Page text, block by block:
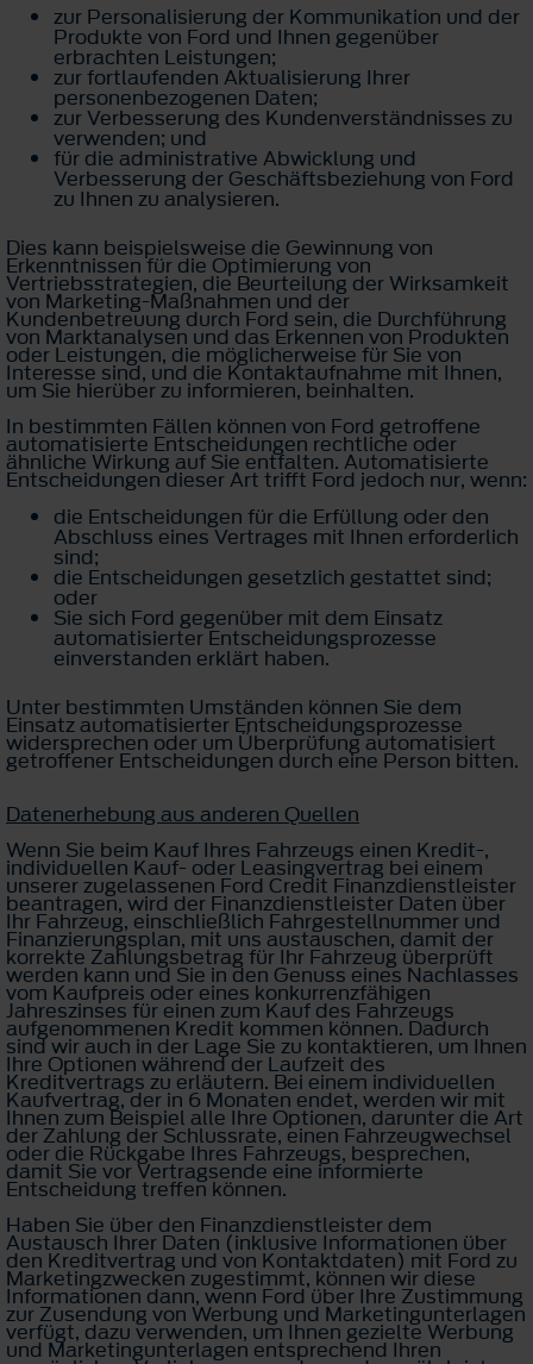
zur Personalisierung der Kommunikation und der
Produkte von Ford und Ihnen gegenüber
erbrachten Leistungen;
zur fortlaufenden Aktualisierung Ihrer
personenbezogenen Daten;
zur Verbesserung des Kundenverständnisses zu
verwenden; und
für die administrative Abwicklung und
Verbesserung der Geschäftsbeziehung von Ford
zu Ihnen zu analysieren.
Dies kann beispielsweise die Gewinnung von
Erkenntnissen für die Optimierung von
Vertriebsstrategien, die Beurteilung der Wirksamkeit
von Marketing-Maßnahmen und der
Kundenbetreuung durch Ford sein, die Durchführung
von Marktanalysen und das Erkennen von Produkten
oder Leistungen, die möglicherweise für Sie von
Interesse sind, und die Kontaktaufnahme mit Ihnen,
um Sie hierüber zu informieren, beinhalten.
In bestimmten Fällen können von Ford getroffene
automatisierte Entscheidungen rechtliche oder
ähnliche Wirkung auf Sie entfalten. Automatisierte
Entscheidungen dieser Art trifft Ford jedoch nur, wenn:
die Entscheidungen für die Erfüllung oder den
Abschluss eines Vertrages mit Ihnen erforderlich
sind;
die Entscheidungen gesetzlich gestattet sind;
oder
Sie sich Ford gegenüber mit dem Einsatz
automatisierter Entscheidungsprozesse
einverstanden erklärt haben.
Unter bestimmten Umständen können Sie dem
Einsatz automatisierter Entscheidungsprozesse
widersprechen oder um Überprüfung automatisiert
getroffener Entscheidungen durch eine Person bitten.
Datenerhebung aus anderen Quellen
Wenn Sie beim Kauf Ihres Fahrzeugs einen Kredit-,
individuellen Kauf- oder Leasingvertrag bei einem
unserer zugelassenen Ford Credit Finanzdienstleister
beantragen, wird der Finanzdienstleister Daten über
Ihr Fahrzeug, einschließlich Fahrgestellnummer und
Finanzierungsplan, mit uns austauschen, damit der
korrekte Zahlungsbetrag für Ihr Fahrzeug überprüft
werden kann und Sie in den Genuss eines Nachlasses
vom Kaufpreis oder eines konkurrenzfähigen
Jahreszinses für einen zum Kauf des Fahrzeugs
aufgenommenen Kredit kommen können. Dadurch
sind wir auch in der Lage Sie zu kontaktieren, um Ihnen
Ihre Optionen während der Laufzeit des
Kreditvertrags zu erläutern. Bei einem individuellen
Kaufvertrag, der in 6 Monaten endet, werden wir mit
Ihnen zum Beispiel alle Ihre Optionen, darunter die Art
der Zahlung der Schlussrate, einen Fahrzeugwechsel
oder die Rückgabe Ihres Fahrzeugs, besprechen,
damit Sie vor Vertragsende eine informierte
Entscheidung treffen können.
Haben Sie über den Finanzdienstleister dem
Austausch Ihrer Daten (inklusive Informationen über
den Kreditvertrag und von Kontaktdaten) mit Ford zu
Marketingzwecken zugestimmt, können wir diese
Informationen dann, wenn Ford über Ihre Zustimmung
zur Zusendung von Werbung und Marketingunterlagen
verfügt, dazu verwenden, um Ihnen gezielte Werbung
und Marketingunterlagen entsprechend Ihren